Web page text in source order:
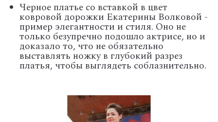
Черное платье со вставкой в цвет
ковровой дорожки Екатерины Волковой -
пример элегантности и стиля. Оно не
только безупречно подошло актрисе, но и
доказало то, что не обязательно
выставлять ножку в глубокий разрез
платья, чтобы выглядеть соблазнительно.